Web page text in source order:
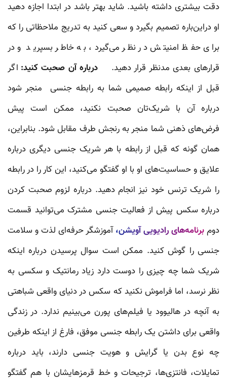
دقت بیشتری داشته باشید. شاید بهتر باشد در ابتدا اجازه دهید
او دراین‌باره تصمیم بگیرد و سعی کنید به تدریج ملاحظاتی را که
برای حفظ امنیتش در نظر می‌گیرد، به خاطر بسپرید و در
قرار‌های بعدی مدنظر قرار دهید. درباره آن صحبت کنید: اگر
قبل از اینکه رابطه صمیمی شما به رابطه جنسی منجر شود
درباره آن با شریک‌تان صحبت نکنید، ممکن است پیش
فرض‌های ذهنی شما منجر به رنجش طرف مقابل شود. بنابراین،
همان گونه که قبل از رابطه با هر شریک جنسی دیگری درباره
علایق و حساسیت‌های او با او گفتگو می‌کنید، این کار را در رابطه
را شریک ترنس خود نیز انجام دهید. درباره لزوم صحبت کردن
درباره سکس پیش از فعالیت جنسی مشترک می‌توانید قسمت
دومبرنامه‌های رادیویی آویشن،آموزشگر حرفه‌ای لذت و سلامت
جنسی را گوش کنید. ممکن است سوال پرسیدن درباره اینکه
شریک شما چه چیزی را دوست دارد زیاد رمانتیک و سکسی به
نظر نرسد، اما فراموش نکنید که سکس در دنیای واقعی شباهتی
به آنچه در هالیوود یا فیلم‌های پورن می‌بینیم ندارد. در زندگی
واقعی برای داشتن یک رابطه جنسی موفق، فارغ از اینکه طرفین
چه نوع بدن یا گرایش و هویت جنسی دارند، باید درباره
تمایلات، فانتزی‌ها، ترجیحات و خط قرمزهایشان با هم گفتگو